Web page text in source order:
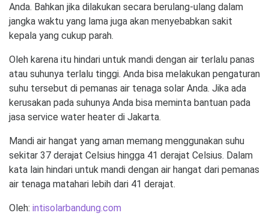
Anda. Bahkan jika dilakukan secara berulang-ulang dalam
jangka waktu yang lama juga akan menyebabkan sakit
kepala yang cukup parah.
Oleh karena itu hindari untuk mandi dengan air terlalu panas
atau suhunya terlalu tinggi. Anda bisa melakukan pengaturan
suhu tersebut di pemanas air tenaga solar Anda. Jika ada
kerusakan pada suhunya Anda bisa meminta bantuan pada
jasa service water heater di Jakarta.
Mandi air hangat yang aman memang menggunakan suhu
sekitar 37 derajat Celsius hingga 41 derajat Celsius. Dalam
kata lain hindari untuk mandi dengan air hangat dari pemanas
air tenaga matahari lebih dari 41 derajat.
Oleh: intisolarbandung.com